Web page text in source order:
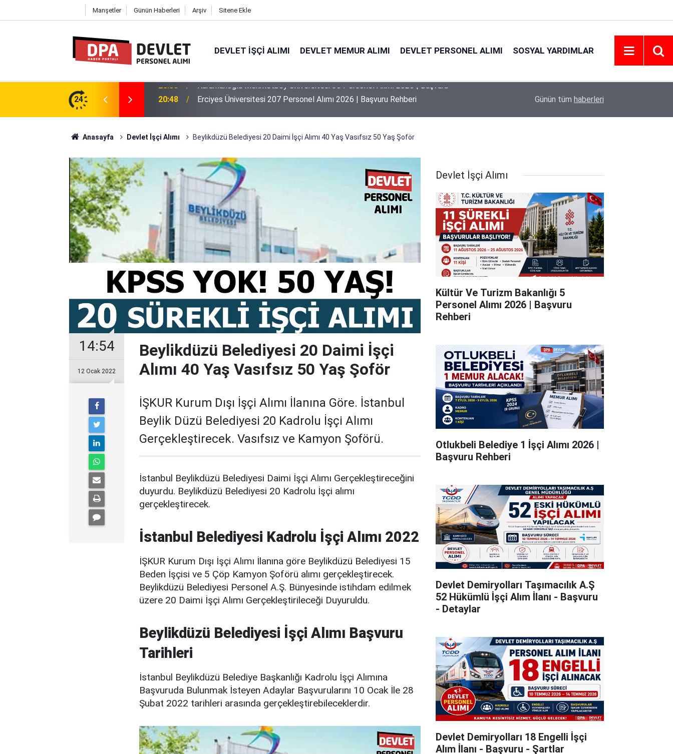
Manşetler Günün Haberleri Arşiv Sitene Ekle
DEVLET İŞÇI ALIMI DEVLET MEMUR ALIMI DEVLET PERSONEL ALIMI SOSYAL YARDIMLAR
24
36 Personel Alımı 2026 | Başvuru 20:48 Erciyes Üniversitesi 207 Personel Alımı 2026 | Başvuru Rehberi Emniyet Personel Alım İlanı 2026 | Şartlar
Günün tüm haberleri
Anasayfa Devlet İşçi Alımı Beylikdüzü Belediyesi 20 Daimi İşçi Alımı 40 Yaş Vasıfsız 50 Yaş Şoför
14:54
12 Ocak 2022
Beylikdüzü Belediyesi 20 Daimi İşçi
Alımı 40 Yaş Vasıfsız 50 Yaş Şoför
İŞKUR Kurum Dışı İşçi Alımı İlanına Göre. İstanbul
Beylik Düzü Belediyesi 20 Kadrolu İşçi Alımı
Gerçekleştirecek. Vasıfsız ve Kamyon Şoförü.
İstanbul Beylikdüzü Belediyesi Daimi İşçi Alımı Gerçekleştireceğini
duyurdu. Beylikdüzü Belediyesi 20 Kadrolu İşçi alımı
gerçekleştirecek.
İstanbul Belediyesi Kadrolu İşçi Alımı 2022
İŞKUR Kurum Dışı İşçi Alımı İlanına göre Beylikdüzü Belediyesi 15
Beden İşçisi ve 5 Çöp Kamyon Şoförü alımı gerçekleştirecek.
Beylikdüzü Belediyesi Personel A.Ş. Bünyesinde istihdam edilmek
üzere 20 Daimi İşçi Alımı Gerçekleştirileceği Duyuruldu.
Beylikdüzü Belediyesi İşçi Alımı Başvuru
Tarihleri
İstanbul Beylikdüzü Belediye Başkanlığı Kadrolu İşçi Alımına
Başvuruda Bulunmak İsteyen Adaylar Başvurularını 10 Ocak İle 28
Şubat 2022 tarihleri arasında gerçekleştirebileceklerdir.
Devlet İşçi Alımı
Kültür Ve Turizm Bakanlığı 5
Personel Alımı 2026 | Başvuru
Rehberi
Otlukbeli Belediye 1 İşçi Alımı 2026 |
Başvuru Rehberi
Devlet Demiryolları Taşımacılık A.Ş
52 Hükümlü İşçi Alım İlanı - Başvuru
- Detaylar
Devlet Demiryolları 18 Engelli İşçi
Alım İlanı - Başvuru - Şartlar